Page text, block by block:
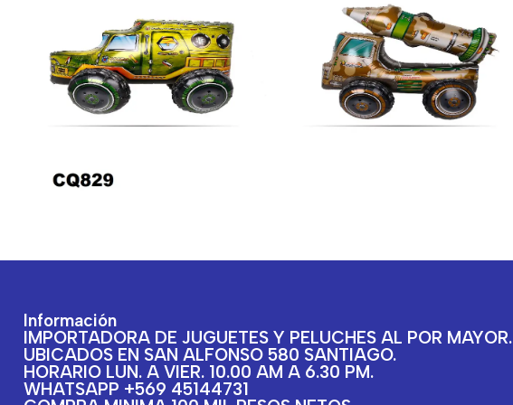
Información
IMPORTADORA DE JUGUETES Y PELUCHES AL POR MAYOR.
UBICADOS EN SAN ALFONSO 580 SANTIAGO.
HORARIO LUN. A VIER. 10.00 AM A 6.30 PM.
WHATSAPP +569 45144731